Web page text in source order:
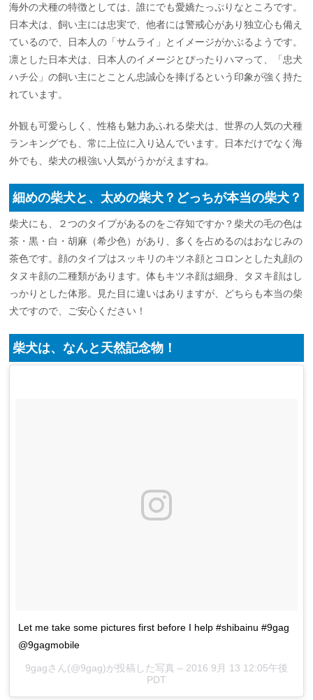
海外の犬種の特徴としては、誰にでも愛嬌たっぷりなところです。
日本犬は、飼い主には忠実で、他者には警戒心があり独立心も備え
ているので、日本人の「サムライ」とイメージがかぶるようです。
凛とした日本犬は、日本人のイメージとぴったりハマって、「忠犬
ハチ公」の飼い主にとことん忠誠心を捧げるという印象が強く持た
れています。
外観も可愛らしく、性格も魅力あふれる柴犬は、世界の人気の犬種
ランキングでも、常に上位に入り込んでいます。日本だけでなく海
外でも、柴犬の根強い人気がうかがえますね。
細めの柴犬と、太めの柴犬？どっちが本当の柴犬？
柴犬にも、２つのタイプがあるのをご存知ですか？柴犬の毛の色は
茶・黒・白・胡麻（希少色）があり、多くを占めるのはおなじみの
茶色です。顔のタイプはスッキリのキツネ顔とコロンとした丸顔の
タヌキ顔の二種類があります。体もキツネ顔は細身、タヌキ顔はし
っかりとした体形。見た目に違いはありますが、どちらも本当の柴
犬ですので、ご安心ください！
柴犬は、なんと天然記念物！
Let me take some pictures first before I help #shibainu #9gag
@9gagmobile
9gagさん(@9gag)が投稿した写真 – 2016 9月 13 12:05午後
PDT